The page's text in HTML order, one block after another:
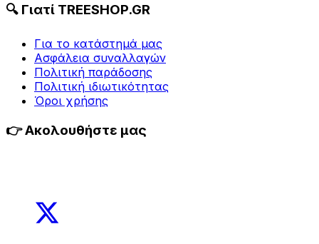
🔍 Γιατί TREESHOP.GR
Για τo κατάστημά μας
Ασφάλεια συναλλαγών
Πολιτική παράδοσης
Πολιτική ιδιωτικότητας
Όροι χρήσης
👉 Ακολουθήστε μας